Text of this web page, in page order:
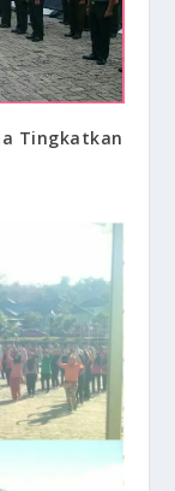
Tingkatkan